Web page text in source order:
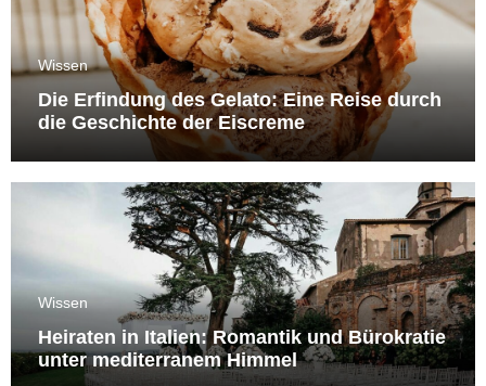
Wissen
Die Erfindung des Gelato: Eine Reise durch
die Geschichte der Eiscreme
Wissen
Heiraten in Italien: Romantik und Bürokratie
unter mediterranem Himmel